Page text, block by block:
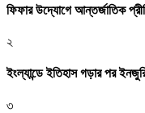
ফিফার উদ্যোগে আন্তর্জাতিক
২
ইংল্যান্ডে ইতিহাস গড়ার পর
৩